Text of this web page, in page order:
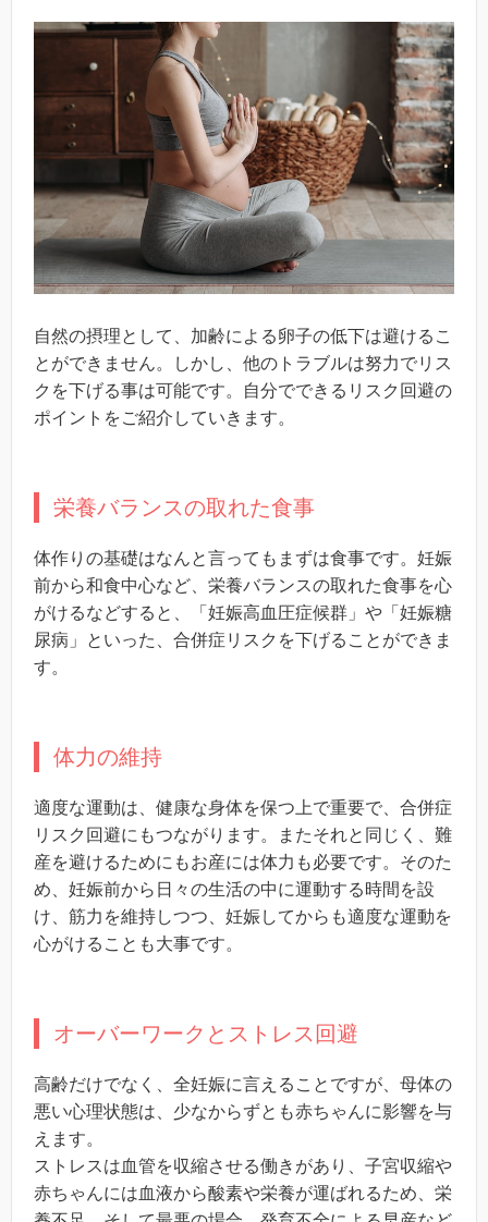
自然の摂理として、加齢による卵子の低下は避けるこ
とができません。しかし、他のトラブルは努力でリス
クを下げる事は可能です。自分でできるリスク回避の
ポイントをご紹介していきます。
栄養バランスの取れた食事
体作りの基礎はなんと言ってもまずは食事です。妊娠
前から和食中心など、栄養バランスの取れた食事を心
がけるなどすると、「妊娠高血圧症候群」や「妊娠糖
尿病」といった、合併症リスクを下げることができま
す。
体力の維持
適度な運動は、健康な身体を保つ上で重要で、合併症
リスク回避にもつながります。またそれと同じく、難
産を避けるためにもお産には体力も必要です。そのた
め、妊娠前から日々の生活の中に運動する時間を設
け、筋力を維持しつつ、妊娠してからも適度な運動を
心がけることも大事です。
オーバーワークとストレス回避
高齢だけでなく、全妊娠に言えることですが、母体の
悪い心理状態は、少なからずとも赤ちゃんに影響を与
えます。
ストレスは血管を収縮させる働きがあり、子宮収縮や
赤ちゃんには血液から酸素や栄養が運ばれるため、栄